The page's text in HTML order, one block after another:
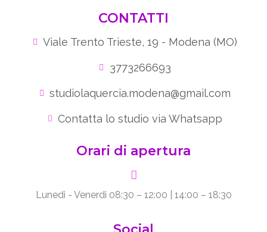
CONTATTI
Viale Trento Trieste, 19 - Modena (MO)
3773266693
studiolaquercia.modena@gmail.com
Contatta lo studio via Whatsapp
Orari di apertura
Lunedi - Venerdi 08:30 – 12:00 | 14:00 – 18:30